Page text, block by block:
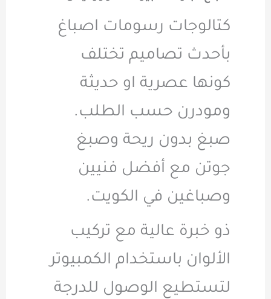
كتالوجات رسومات اصباغ
بأحدث تصاميم تختلف
كونها عصرية او حديثة
ومودرن حسب الطلب.
صبغ بدون ريحة وصبغ
جوتن مع أفضل فنيين
وصباغين في الكويت.
ذو خبرة عالية مع تركيب
الألوان باستخدام الكمبيوتر
لتستطيع الوصول للدرجة